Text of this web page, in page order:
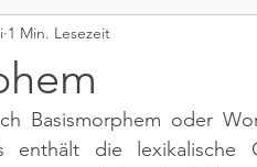
1 Min. Lesezeit
Basismorphem oder
enthält die